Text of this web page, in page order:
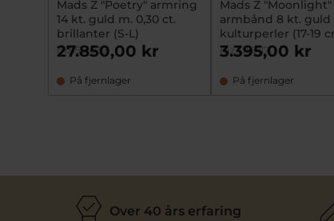
Mads Z "Poetry" armring
14 kt. guld m. 0,30 ct.
brillanter (S-L)
mz1561039
27.850,00 kr
På fjernlager
Mads Z "Moonlight"
armbånd 8 kt. guld
kulturperler (17-19
mz3353117
3.395,00 kr
På fjernlager
Over 40 års erfaring